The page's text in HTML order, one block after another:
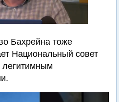
Бахрейна тоже
Национальный совет
легитимным